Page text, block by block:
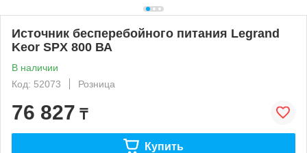
Источник бесперебойного питания Legrand
Keor SPX 800 ВА
В наличии
Код: 52073
Розница
76 827 ₸
Купить